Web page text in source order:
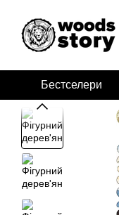
Бестселери